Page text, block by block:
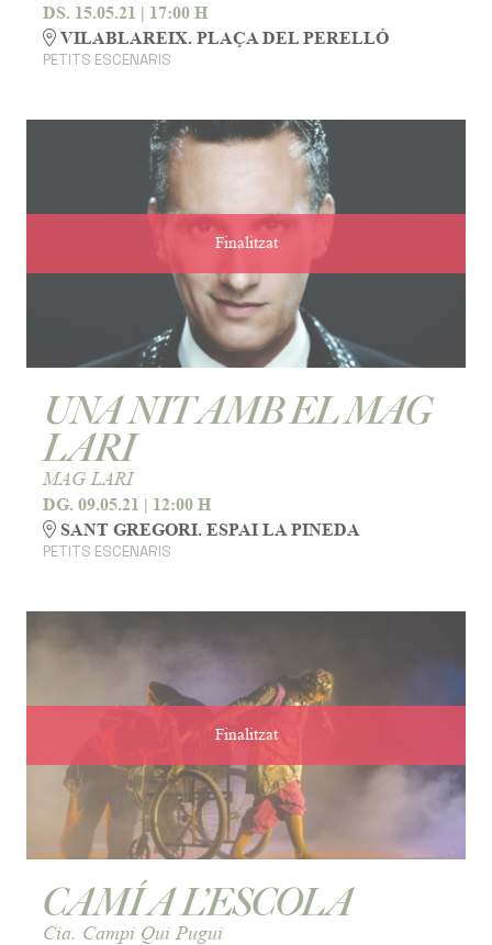
DS. 15.05.21 | 17:00 H
VILABLAREIX. PLAÇA DEL PERELLÓ
PETITS ESCENARIS
Finalitzat
UNA NIT AMB EL MAG
LARI
MAG LARI
DG. 09.05.21 | 12:00 H
SANT GREGORI. ESPAI LA PINEDA
PETITS ESCENARIS
Finalitzat
CAMÍ A L’ESCOLA
Cia. Campi Qui Pugui